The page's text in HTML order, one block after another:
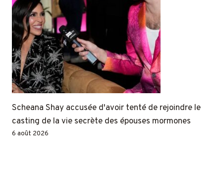
Scheana Shay accusée d'avoir tenté de rejoindre le
casting de la vie secrète des épouses mormones
6 août 2026